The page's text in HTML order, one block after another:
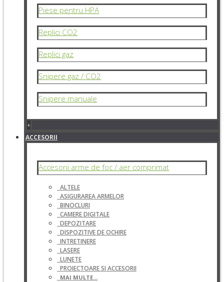
Piese pentru HPA
Replici CO2
Replici gaz
Snipere gaz / CO2
Snipere manuale
+
ACCESORII
Accesorii arme de foc / aer comprimat
ALTELE
ASIGURAREA ARMELOR
BINOCLURI
CAMERE DIGITALE
DEPOZITARE
DISPOZITIVE DE OCHIRE
INTRETINERE
LASERE
LUNETE
PROIECTOARE SI ACCESORII
MAI MULTE...